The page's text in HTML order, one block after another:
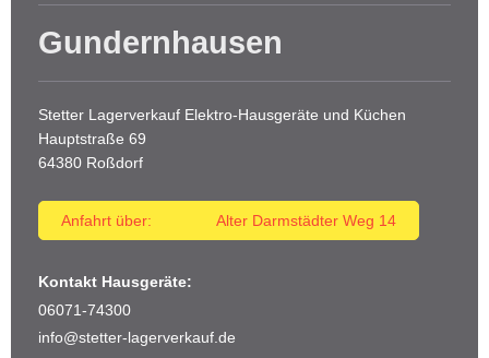
Gundernhausen
Stetter Lagerverkauf Elektro-Hausgeräte und Küchen
Hauptstraße 69
64380 Roßdorf
Anfahrt über: Alter Darmstädter Weg 14
Kontakt Hausgeräte:
06071-74300
info@stetter-lagerverkauf.de